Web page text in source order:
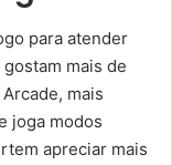
para atender
mais de
mais
joga modos
apreciar mais